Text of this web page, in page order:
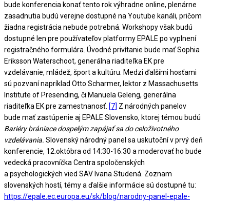
bude konferencia konať tento rok výhradne online, plenárne
zasadnutia budú verejne dostupné na Youtube kanáli, pričom
žiadna registrácia nebude potrebná. Workshopy však budú
dostupné len pre používateľov platformy EPALE po vyplnení
registračného formulára. Úvodné privítanie bude mať Sophia
Eriksson Waterschoot, generálna riaditeľka EK pre
vzdelávanie, mládež, šport a kultúru. Medzi ďalšími hosťami
sú pozvaní napríklad Otto Scharmer, lektor z Massachusetts
Institute of Presending, či Manuela Geleng, generálna
riaditeľka EK pre zamestnanosť. [7] Z národných panelov
bude mať zastúpenie aj EPALE Slovensko, ktorej témou budú
Bariéry brániace dospelým zapájať sa do celoživotného
vzdelávania. Slovenský národný panel sa uskutoční v prvý deň
konferencie, 12.októbra od 14:30-16:30 a moderovať ho bude
vedecká pracovníčka Centra spoločenských
a psychologických vied SAV Ivana Studená. Zoznam
slovenských hostí, témy a ďalšie informácie sú dostupné tu:
https://epale.ec.europa.eu/sk/blog/narodny-panel-epale-